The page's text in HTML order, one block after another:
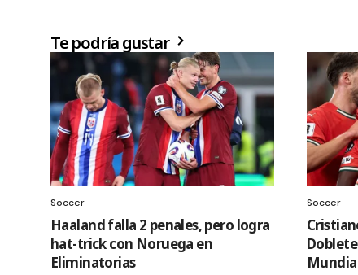
Te podría gustar
Soccer
Haaland falla 2 penales, pero logra
hat-trick con Noruega en
Eliminatorias
Soccer